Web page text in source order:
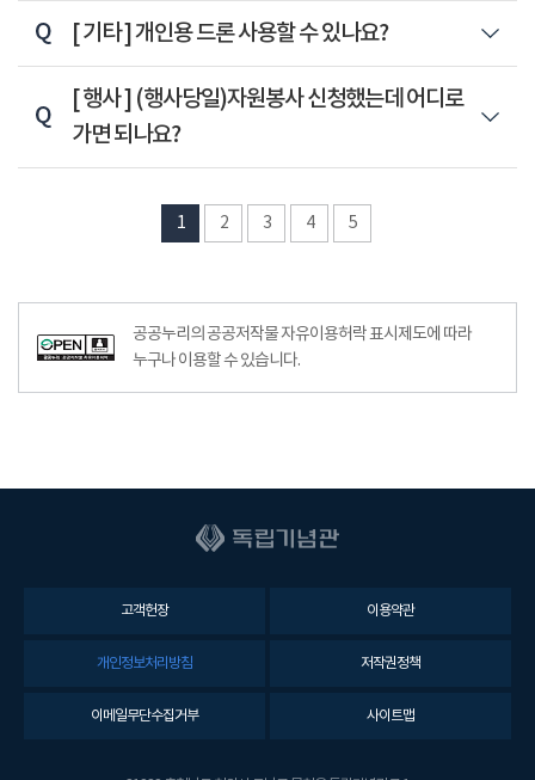
Q
[ 기타 ] 개인용 드론 사용할 수 있나요?
Q
[ 행사 ] (행사당일)자원봉사 신청했는데 어디로
가면 되나요?
1 2 3 4 5
공공누리의 공공저작물 자유이용허락 표시제도에 따라
누구나 이용할 수 있습니다.
고객헌장 이용약관
개인정보처리방침 저작권정책
이메일무단수집거부 사이트맵